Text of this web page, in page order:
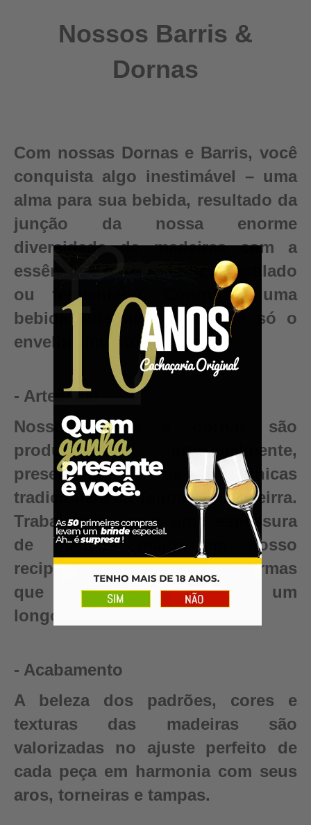
Nossos Barris &
Dornas
Com nossas Dornas e Barris, você
conquista algo inestimável – uma
alma para sua bebida, resultado da
junção da nossa enorme
diversidade de madeiras com a
essência e pureza do seu destilado
ou fermentado. Conquiste uma
bebida autêntica, valor que só o
envelhecimento pode criar.
- Artesanal
Nossos barris e dornas são
produzidos artesanalmente,
preservando as técnicas
tradicionais da Tanoaria Brasileirra.
Trabalhamos com uma espessura
de madeira maior em nosso
recipientes para garantir reformas
que renovam seu barril para um
longo período de uso.
- Acabamento
A beleza dos padrões, cores e
texturas das madeiras são
valorizadas no ajuste perfeito de
cada peça em harmonia com seus
aros, torneiras e tampas.